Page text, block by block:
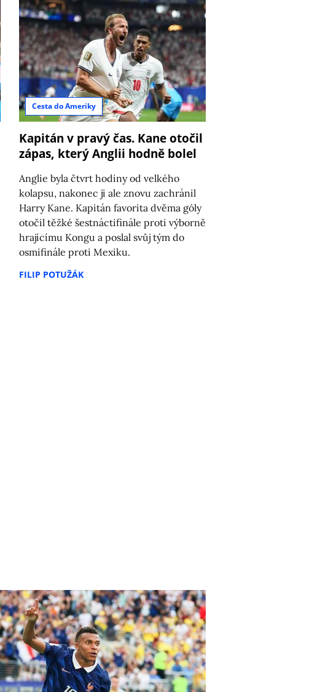
Cesta do Ameriky
Kapitán v pravý čas. Kane otočil
zápas, který Anglii hodně bolel
Anglie byla čtvrt hodiny od velkého
kolapsu, nakonec ji ale znovu zachránil
Harry Kane. Kapitán favorita dvěma góly
otočil těžké šestnáctifinále proti výborně
hrajícímu Kongu a poslal svůj tým do
osmifinále proti Mexiku.
FILIP POTUŽÁK